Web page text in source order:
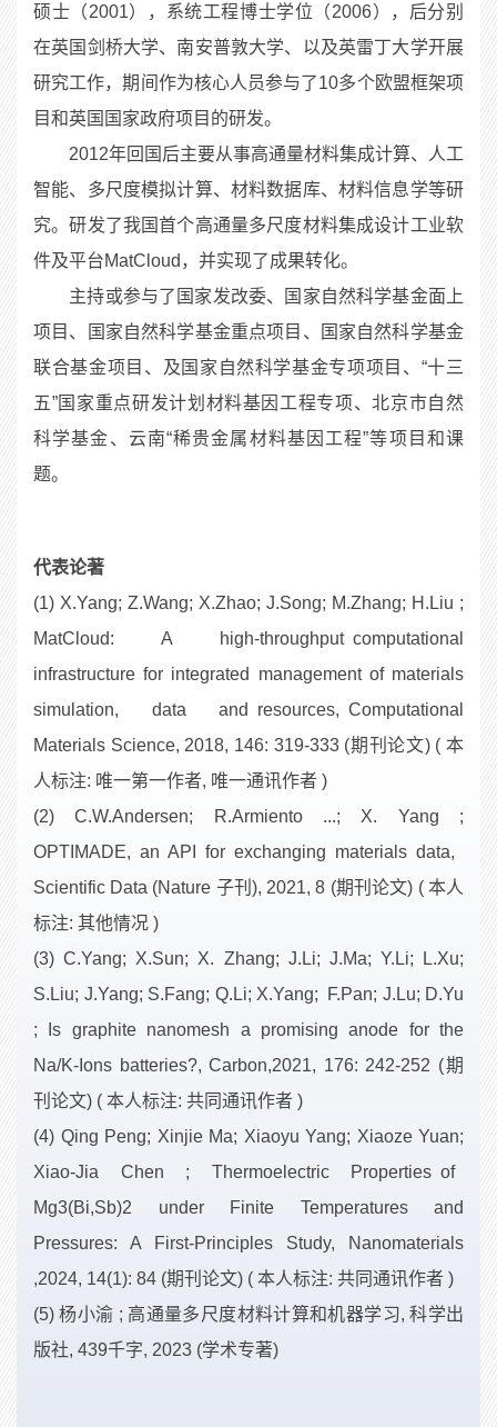
硕士（2001），系统工程博士学位（2006），后分别
在英国剑桥大学、南安普敦大学、以及英雷丁大学开展
研究工作，期间作为核心人员参与了10多个欧盟框架项
目和英国国家政府项目的研发。
2012年回国后主要从事高通量材料集成计算、人工
智能、多尺度模拟计算、材料数据库、材料信息学等研
究。研发了我国首个高通量多尺度材料集成设计工业软
件及平台MatCloud，并实现了成果转化。
主持或参与了国家发改委、国家自然科学基金面上
项目、国家自然科学基金重点项目、国家自然科学基金
联合基金项目、及国家自然科学基金专项项目、“十三
五”国家重点研发计划材料基因工程专项、北京市自然
科学基金、云南“稀贵金属材料基因工程”等项目和课
题。
代表论著
(1) X.Yang; Z.Wang; X.Zhao; J.Song; M.Zhang; H.Liu ;
MatCloud: A high-throughput computational
infrastructure for integrated management of materials
simulation, data and resources, Computational
Materials Science, 2018, 146: 319-333 (期刊论文) ( 本
人标注: 唯一第一作者, 唯一通讯作者 )
(2) C.W.Andersen; R.Armiento ...; X. Yang ;
OPTIMADE, an API for exchanging materials data,
Scientific Data (Nature 子刊), 2021, 8 (期刊论文) ( 本人
标注: 其他情况 )
(3) C.Yang; X.Sun; X. Zhang; J.Li; J.Ma; Y.Li; L.Xu;
S.Liu; J.Yang; S.Fang; Q.Li; X.Yang; F.Pan; J.Lu; D.Yu
; Is graphite nanomesh a promising anode for the
Na/K-Ions batteries?, Carbon,2021, 176: 242-252 (期
刊论文) ( 本人标注: 共同通讯作者 )
(4) Qing Peng; Xinjie Ma; Xiaoyu Yang; Xiaoze Yuan;
Xiao-Jia Chen ; Thermoelectric Properties of
Mg3(Bi,Sb)2 under Finite Temperatures and
Pressures: A First-Principles Study, Nanomaterials
,2024, 14(1): 84 (期刊论文) ( 本人标注: 共同通讯作者 )
(5) 杨小渝 ; 高通量多尺度材料计算和机器学习, 科学出
版社, 439千字, 2023 (学术专著)